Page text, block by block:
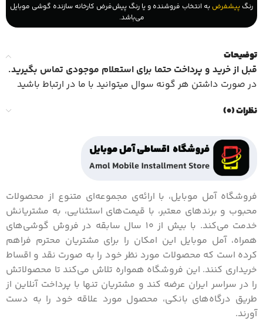
رنگ پیشفرض به انتخاب فروشنده و یا رنگ پیش‌فرض کارخانه سازنده گوشی موبایل
می‌باشد.
توضیحات
قبل از خرید و پرداخت حتما برای استعلام موجودی تماس بگیرید.
در صورت داشتن هر گونه سوال میتوانید با ما در ارتباط باشید
نظرات (0)
فروشگاه آمل موبایل، با ارائه‌ی مجموعه‌ای متنوع از محصولات
محبوب و برندهای معتبر، با قیمت‌های استثنایی، به مشتریانش
خدمت می‌کند. با بیش از 10 سال سابقه در فروش گوشی‌های
همراه، آمل موبایل این امکان را برای مشتریان محترم فراهم
کرده است که محصولات مورد نظر خود را به صورت نقد و اقساط
خریداری کنند. این فروشگاه همواره تلاش می‌کند تا محصولاتش
را در سراسر ایران عرضه کند و مشتریان تنها با پرداخت آنلاین از
طریق درگاه‌های بانکی، محصول مورد علاقه خود را به دست
آورند.